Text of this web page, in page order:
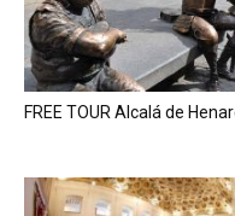
FREE TOUR Alcalá de